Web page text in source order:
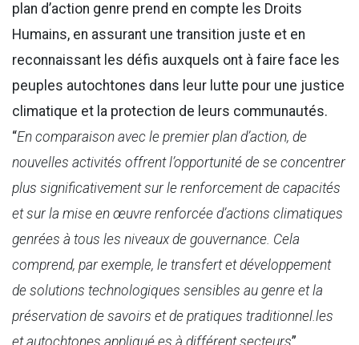
plan d’action genre prend en compte les Droits
Humains, en assurant une transition juste et en
reconnaissant les défis auxquels ont à faire face les
peuples autochtones dans leur lutte pour une justice
climatique et la protection de leurs communautés.
“En comparaison avec le premier plan d’action, de
nouvelles activités offrent l’opportunité de se concentrer
plus significativement sur le renforcement de capacités
et sur la mise en œuvre renforcée d’actions climatiques
genrées à tous les niveaux de gouvernance. Cela
comprend, par exemple, le transfert et développement
de solutions technologiques sensibles au genre et la
préservation de savoirs et de pratiques traditionnel.les